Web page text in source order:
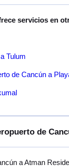
servicios en
Tulum
de Cancún a
de
a Atman